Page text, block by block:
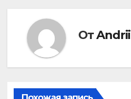
ОтAndrii